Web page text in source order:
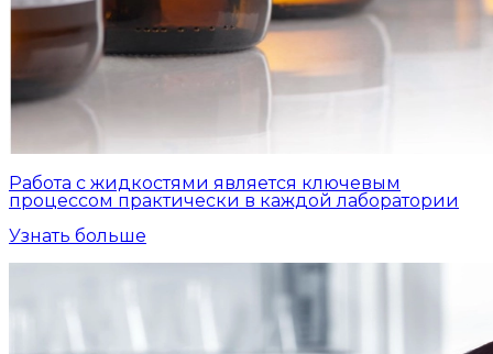
Работа с жидкостями является ключевым
процессом практически в каждой лаборатории
Узнать больше